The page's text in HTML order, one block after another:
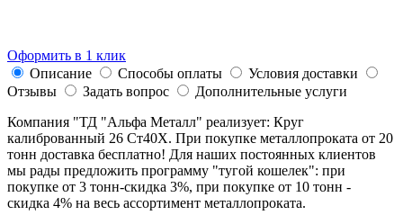
Оформить в 1 клик
Описание
Способы оплаты
Условия доставки
Отзывы
Задать вопрос
Дополнительные услуги
Компания "ТД "Альфа Металл" реализует: Круг
калиброванный 26 Ст40Х. При покупке металлопроката от 20
тонн доставка бесплатно! Для наших постоянных клиентов
мы рады предложить программу "тугой кошелек": при
покупке от 3 тонн-скидка 3%, при покупке от 10 тонн -
скидка 4% на весь ассортимент металлопроката.